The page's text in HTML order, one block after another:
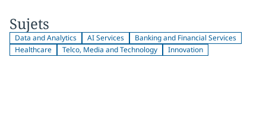
Sujets
Data and Analytics AI Services
Banking and Financial Services
Healthcare
Telco, Media and Technology Innovation